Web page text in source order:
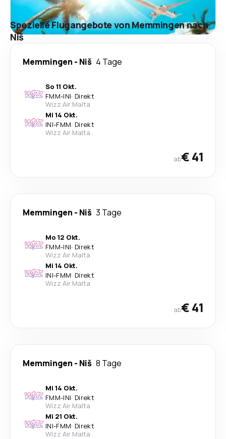
Spezielle Flugangebote von Memmingen nach
Niš
Memmingen - Niš 4 Tage
So 11 Okt.
FMM-INI· Direkt
Wizz Air Malta
Mi 14 Okt.
INI-FMM· Direkt
Wizz Air Malta
ab€ 41
Memmingen - Niš 3 Tage
Mo 12 Okt.
FMM-INI· Direkt
Wizz Air Malta
Mi 14 Okt.
INI-FMM· Direkt
Wizz Air Malta
ab€ 41
Memmingen - Niš 8 Tage
Mi 14 Okt.
FMM-INI· Direkt
Wizz Air Malta
Mi 21 Okt.
INI-FMM· Direkt
Wizz Air Malta